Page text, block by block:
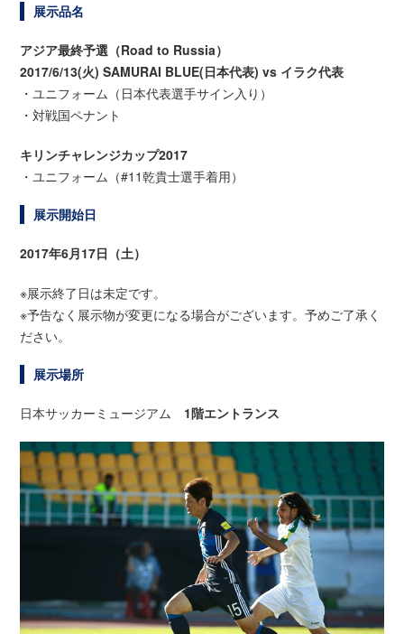
展示品名
アジア最終予選（Road to Russia）
2017/6/13(火) SAMURAI BLUE(日本代表) vs イラク代表
・ユニフォーム（日本代表選手サイン入り）
・対戦国ペナント
キリンチャレンジカップ2017
・ユニフォーム（#11乾貴士選手着用）
展示開始日
2017年6月17日（土）
※展示終了日は未定です。
※予告なく展示物が変更になる場合がございます。予めご了承く
ださい。
展示場所
日本サッカーミュージアム 1階エントランス